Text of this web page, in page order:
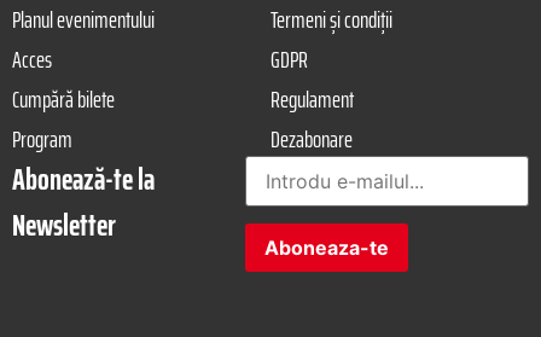
Planul evenimentului
Acces
Cumpără bilete
Program
Termeni și condiții
GDPR
Regulament
Dezabonare
Abonează-te la
Newsletter